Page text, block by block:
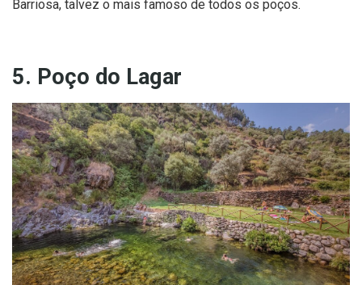
Barriosa, talvez o mais famoso de todos os poços.
5. Poço do Lagar